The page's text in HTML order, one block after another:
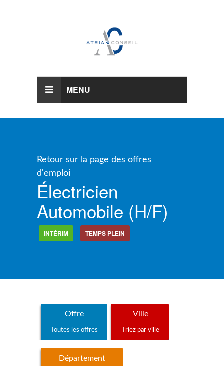
MENU
Retour sur la page des offres
d'emploi
Électricien
Automobile (h/f)
INTÉRIM TEMPS PLEIN
Offre
Toutes les offres
Ville
Triez par ville
Département